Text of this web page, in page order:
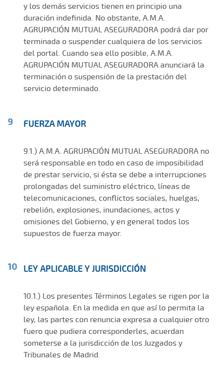
y los demás servicios tienen en principio una
duración indefinida. No obstante, A.M.A.
AGRUPACIÓN MUTUAL ASEGURADORA podrá dar por
terminada o suspender cualquiera de los servicios
del portal. Cuando sea ello posible, A.M.A.
AGRUPACIÓN MUTUAL ASEGURADORA anunciará la
terminación o suspensión de la prestación del
servicio determinado.
FUERZA MAYOR
9.1.) A.M.A. AGRUPACIÓN MUTUAL ASEGURADORA no
será responsable en todo en caso de imposibilidad
de prestar servicio, si ésta se debe a interrupciones
prolongadas del suministro eléctrico, líneas de
telecomunicaciones, conflictos sociales, huelgas,
rebelión, explosiones, inundaciones, actos y
omisiones del Gobierno, y en general todos los
supuestos de fuerza mayor.
LEY APLICABLE Y JURISDICCIÓN
10.1.) Los presentes Términos Legales se rigen por la
ley española. En la medida en que así lo permita la
ley, las partes con renuncia expresa a cualquier otro
fuero que pudiera corresponderles, acuerdan
someterse a la jurisdicción de los Juzgados y
Tribunales de Madrid.